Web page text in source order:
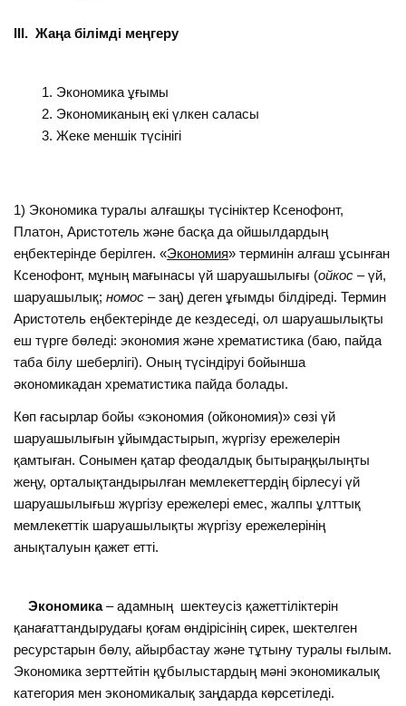
ІІІ. Жаңа білімді меңгеру
Экономика ұғымы
Экономиканың екі үлкен саласы
Жеке меншік түсінігі
1) Экономика туралы алғашқы түсініктер Ксенофонт,
Платон, Аристотель және басқа да ойшылдардың
еңбектерінде берілген. «Экономия» терминін алғаш ұсынған
Ксенофонт, мұның мағынасы үй шаруашылығы (ойкос – үй,
шаруашылық;номос –заң) деген ұғымды білдіреді. Термин
Аристотель еңбектерінде де кездеседі, ол шаруашылықты
еш түрге бөледі: экономия және хрематистика (баю, пайда
таба білу шеберлігі). Оның түсіндіруі бойынша
әкономикадан хрематистика пайда болады.
Көп ғасырлар бойы «экономия (ойкономия)» сөзі үй
шаруашылығын ұйымдастырып, жүргізу ережелерін
қамтыған. Сонымен қатар феодалдық бытыраңқылыңты
жеңу, орталықтандырылған мемлекеттердің бірлесуі үй
шаруашылығьш жүргізу ережелері емес, жалпы ұлттық
мемлекеттік шаруашылықты жүргізу ережелерінің
анықталуын қажет етті.
Экономика– адамның шектеусіз қажеттіліктерін
қанағаттандырудағы қоғам өндірісінің сирек, шектелген
ресурстарын бөлу, айырбастау және тұтыну туралы ғылым.
Экономика зерттейтін құбылыстардың мәні экономикалық
категория мен экономикалық заңдарда көрсетіледі.